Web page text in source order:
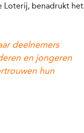
Loterij, benadrukt het
deelnemers
en jongeren
hun